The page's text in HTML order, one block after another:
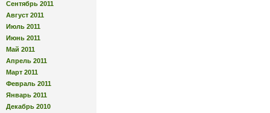
Сентябрь 2011
Август 2011
Июль 2011
Июнь 2011
Май 2011
Апрель 2011
Март 2011
Февраль 2011
Январь 2011
Декабрь 2010